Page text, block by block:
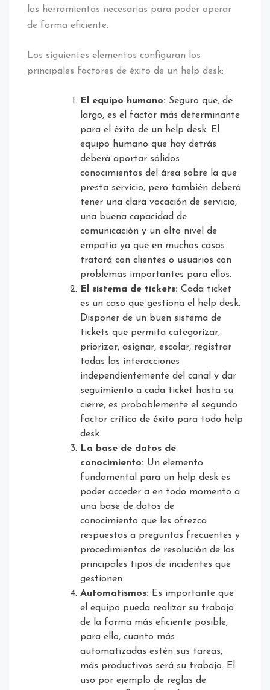
las herramientas necesarias para poder operar
de forma eficiente.
Los siguientes elementos configuran los
principales factores de éxito de un help desk:
El equipo humano: Seguro que, de
largo, es el factor más determinante
para el éxito de un help desk. El
equipo humano que hay detrás
deberá aportar sólidos
conocimientos del área sobre la que
presta servicio, pero también deberá
tener una clara vocación de servicio,
una buena capacidad de
comunicación y un alto nivel de
empatía ya que en muchos casos
tratará con clientes o usuarios con
problemas importantes para ellos.
El sistema de tickets: Cada ticket
es un caso que gestiona el help desk.
Disponer de un buen sistema de
tickets que permita categorizar,
priorizar, asignar, escalar, registrar
todas las interacciones
independientemente del canal y dar
seguimiento a cada ticket hasta su
cierre, es probablemente el segundo
factor crítico de éxito para todo help
desk.
La base de datos de
conocimiento: Un elemento
fundamental para un help desk es
poder acceder a en todo momento a
una base de datos de
conocimiento que les ofrezca
respuestas a preguntas frecuentes y
procedimientos de resolución de los
principales tipos de incidentes que
gestionen.
Automatismos: Es importante que
el equipo pueda realizar su trabajo
de la forma más eficiente posible,
para ello, cuanto más
automatizadas estén sus tareas,
más productivos será su trabajo. El
uso por ejemplo de reglas de